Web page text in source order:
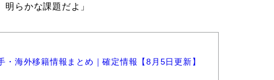
らかな課題だよ」
海外移籍情報まとめ｜確定情報【8月5日更新】